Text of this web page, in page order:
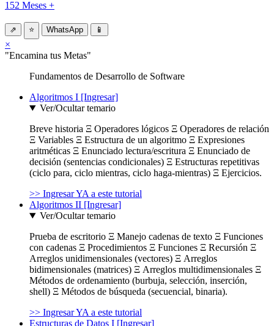
152 Meses +
⇗ ⭐ WhatsApp 📱
×
"Encamina tus Metas"
Fundamentos de Desarrollo de Software
Algoritmos I [Ingresar]
Ver/Ocultar temario
Breve historia Ξ Operadores lógicos Ξ Operadores de relación
Ξ Variables Ξ Estructura de un algoritmo Ξ Expresiones
aritméticas Ξ Enunciado lectura/escritura Ξ Enunciado de
decisión (sentencias condicionales) Ξ Estructuras repetitivas
(ciclo para, ciclo mientras, ciclo haga-mientras) Ξ Ejercicios.
>> Ingresar YA a este tutorial
Algoritmos II [Ingresar]
Ver/Ocultar temario
Prueba de escritorio Ξ Manejo cadenas de texto Ξ Funciones
con cadenas Ξ Procedimientos Ξ Funciones Ξ Recursión Ξ
Arreglos unidimensionales (vectores) Ξ Arreglos
bidimensionales (matrices) Ξ Arreglos multidimensionales Ξ
Métodos de ordenamiento (burbuja, selección, inserción,
shell) Ξ Métodos de búsqueda (secuencial, binaria).
>> Ingresar YA a este tutorial
Estructuras de Datos I [Ingresar]